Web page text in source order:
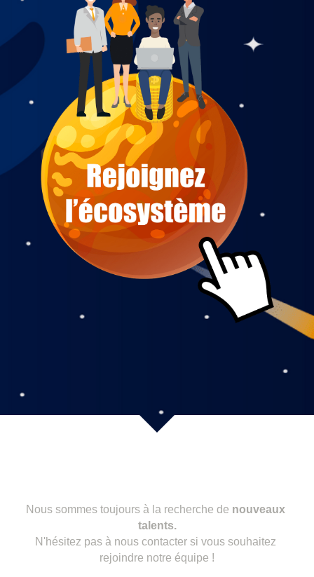
Nous sommes toujours à la recherche de nouveaux
talents.
N'hésitez pas à nous contacter si vous souhaitez
rejoindre notre équipe !